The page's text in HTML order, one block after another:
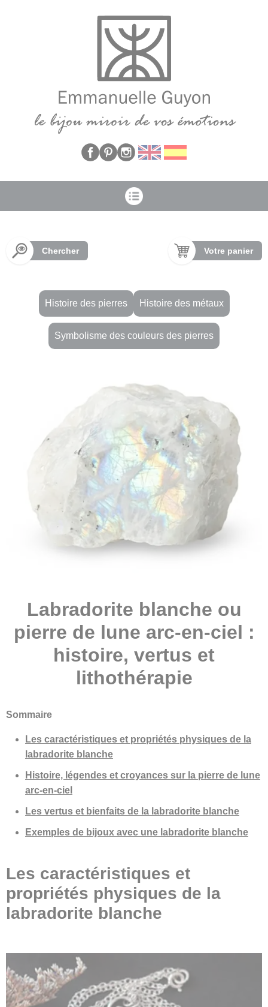
Chercher Votre panier
Histoire des pierres Histoire des métaux
Symbolisme des couleurs des pierres
Labradorite blanche ou
pierre de lune arc-en-ciel :
histoire, vertus et
lithothérapie
Sommaire
Les caractéristiques et propriétés physiques de la
labradorite blanche
Histoire, légendes et croyances sur la pierre de lune
arc-en-ciel
Les vertus et bienfaits de la labradorite blanche
Exemples de bijoux avec une labradorite blanche
Les caractéristiques et
propriétés physiques de la
labradorite blanche